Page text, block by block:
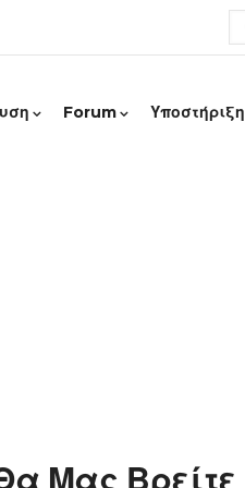
Forum Υποστήριξη
Μας Βρείτε